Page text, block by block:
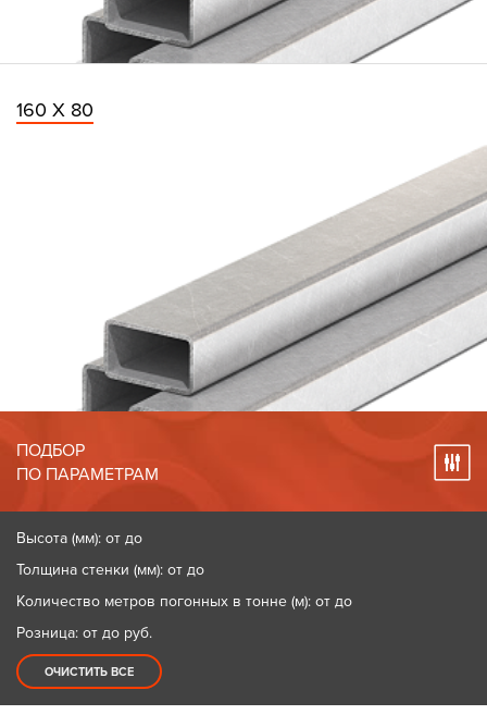
160 Х 80
ПОДБОР
ПО ПАРАМЕТРАМ
Высота (мм): от до
Толщина стенки (мм): от до
Количество метров погонных в тонне (м): от до
Розница: от до руб.
ОЧИСТИТЬ ВСЕ